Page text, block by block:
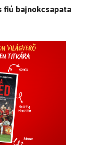
fiú bajnokcsapata